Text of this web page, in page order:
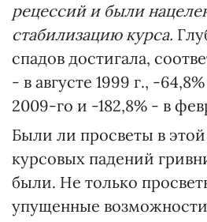
рецессий и были
стабилизацию курса.
спадов достигала,
- в августе 1999 г., -
2009-го и -182,8% - в
Были ли просветы в
курсовых падений
были. Не только
упущенные